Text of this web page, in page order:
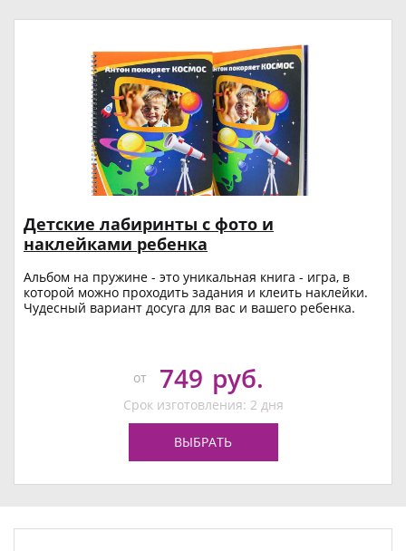
Детские лабиринты с фото и
наклейками ребенка
Альбом на пружине - это уникальная книга - игра, в
которой можно проходить задания и клеить наклейки.
Чудесный вариант досуга для вас и вашего ребенка.
от 749 руб.
Срок изготовления: 2 дня
ВЫБРАТЬ